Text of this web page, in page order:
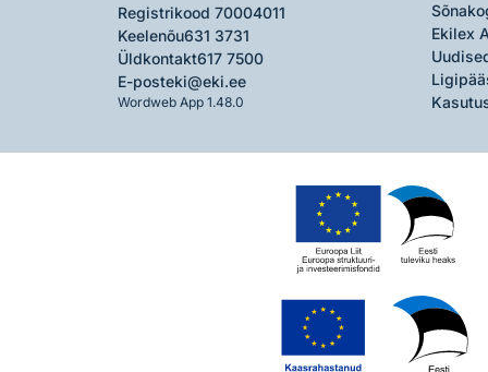
Registrikood 70004011
Keelenõu631 3731
Üldkontakt617 7500
E-posteki@eki.ee
Wordweb App 1.48.0
Ekilex